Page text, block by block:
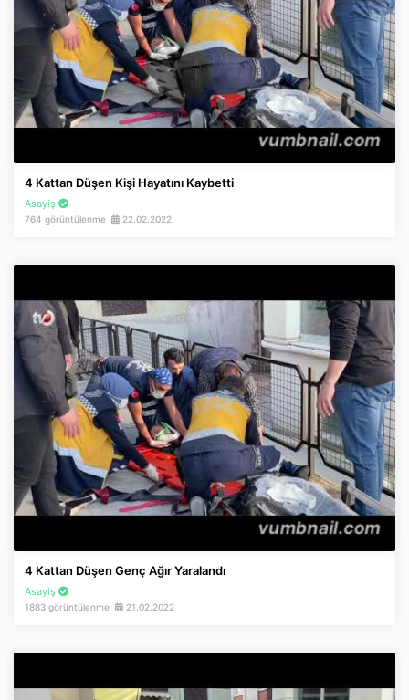
4 Kattan Düşen Kişi Hayatını Kaybetti
Asayiş
764 görüntülenme 22.02.2022
4 Kattan Düşen Genç Ağır Yaralandı
Asayiş
1883 görüntülenme 21.02.2022